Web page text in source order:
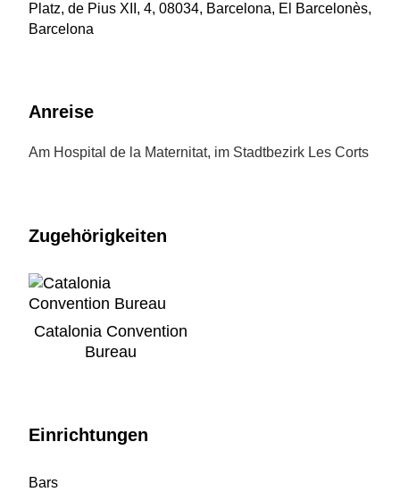
Platz, de Pius XII, 4, 08034, Barcelona, El Barcelonès,
Barcelona
Anreise
Am Hospital de la Maternitat, im Stadtbezirk Les Corts
Zugehörigkeiten
Catalonia Convention
Bureau
Einrichtungen
Bars